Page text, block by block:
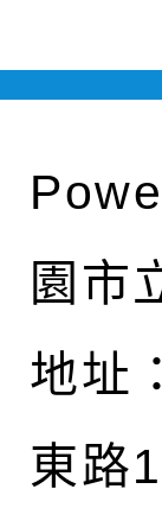
園市
地址：
東路